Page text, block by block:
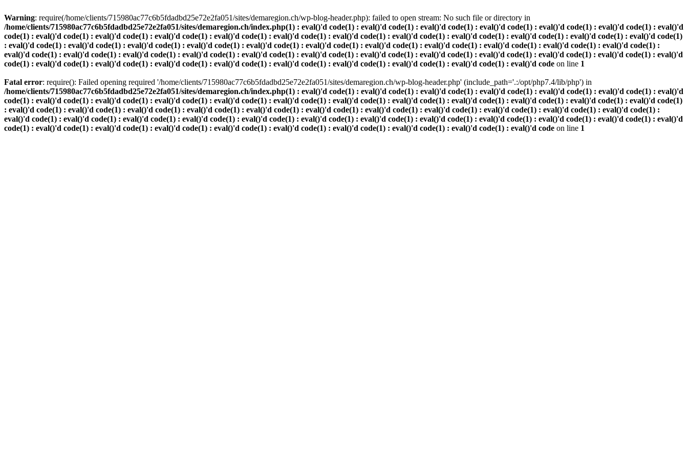
Warning: require(/home/clients/715980ac77c6b5fdadbd25e72e2fa051/sites/demaregion.ch/wp-blog-header.php): failed to open stream: No such file or directory in
/home/clients/715980ac77c6b5fdadbd25e72e2fa051/sites/demaregion.ch/index.php(1) : eval()'d code(1) : eval()'d code(1) : eval()'d code(1) : eval()'d code(1) : eval()'d code(1) : eval()'d code(1) : eval()'d
code(1) : eval()'d code(1) : eval()'d code(1) : eval()'d code(1) : eval()'d code(1) : eval()'d code(1) : eval()'d code(1) : eval()'d code(1) : eval()'d code(1) : eval()'d code(1) : eval()'d code(1) : eval()'d code(1)
: eval()'d code(1) : eval()'d code(1) : eval()'d code(1) : eval()'d code(1) : eval()'d code(1) : eval()'d code(1) : eval()'d code(1) : eval()'d code(1) : eval()'d code(1) : eval()'d code(1) : eval()'d code(1) :
eval()'d code(1) : eval()'d code(1) : eval()'d code(1) : eval()'d code(1) : eval()'d code(1) : eval()'d code(1) : eval()'d code(1) : eval()'d code(1) : eval()'d code(1) : eval()'d code(1) : eval()'d code(1) : eval()'d
code(1) : eval()'d code(1) : eval()'d code(1) : eval()'d code(1) : eval()'d code(1) : eval()'d code(1) : eval()'d code(1) : eval()'d code(1) : eval()'d code(1) : eval()'d code on line 1
Fatal error: require(): Failed opening required '/home/clients/715980ac77c6b5fdadbd25e72e2fa051/sites/demaregion.ch/wp-blog-header.php' (include_path='.:/opt/php7.4/lib/php') in
/home/clients/715980ac77c6b5fdadbd25e72e2fa051/sites/demaregion.ch/index.php(1) : eval()'d code(1) : eval()'d code(1) : eval()'d code(1) : eval()'d code(1) : eval()'d code(1) : eval()'d code(1) : eval()'d
code(1) : eval()'d code(1) : eval()'d code(1) : eval()'d code(1) : eval()'d code(1) : eval()'d code(1) : eval()'d code(1) : eval()'d code(1) : eval()'d code(1) : eval()'d code(1) : eval()'d code(1) : eval()'d code(1)
: eval()'d code(1) : eval()'d code(1) : eval()'d code(1) : eval()'d code(1) : eval()'d code(1) : eval()'d code(1) : eval()'d code(1) : eval()'d code(1) : eval()'d code(1) : eval()'d code(1) : eval()'d code(1) :
eval()'d code(1) : eval()'d code(1) : eval()'d code(1) : eval()'d code(1) : eval()'d code(1) : eval()'d code(1) : eval()'d code(1) : eval()'d code(1) : eval()'d code(1) : eval()'d code(1) : eval()'d code(1) : eval()'d
code(1) : eval()'d code(1) : eval()'d code(1) : eval()'d code(1) : eval()'d code(1) : eval()'d code(1) : eval()'d code(1) : eval()'d code(1) : eval()'d code(1) : eval()'d code on line 1